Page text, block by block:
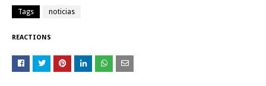
Tags noticias
REACTIONS